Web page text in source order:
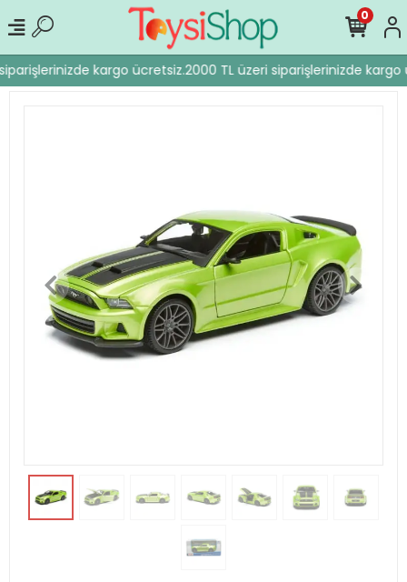
kargo ücretsiz.2000 TL üzeri siparişlerinizde kargo
0